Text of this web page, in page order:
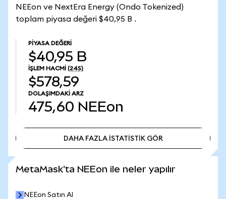
NEEon ve NextEra Energy (Ondo Tokenized)
toplam piyasa değeri $40,95 B .
PIYASA DEĞERI
$40,95 B
İŞLEM HACMI (24S)
$578,59
DOLAŞIMDAKI ARZ
475,60 NEEon
DAHA FAZLA İSTATİSTİK GÖR
MetaMask'ta NEEon ile neler yapılır
NEEon Satın Al